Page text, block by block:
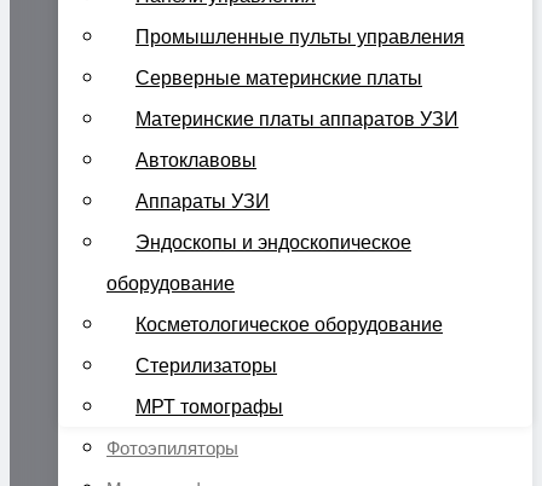
Промышленные пульты управления
Серверные материнские платы
Материнские платы аппаратов УЗИ
Автоклавовы
Аппараты УЗИ
Эндоскопы и эндоскопическое
оборудование
Косметологическое оборудование
Стерилизаторы
МРТ томографы
Фотоэпиляторы